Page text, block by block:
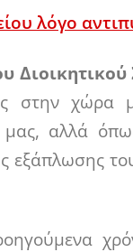
λόγο
στην χώρα
μας, αλλά
εξάπλωσης